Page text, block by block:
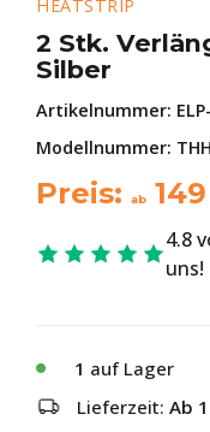
HEATSTRIP
2 Stk.
Silber
Artikelnummer:
Modellnummer:
Preis: ab 149
4.8
uns!
1 auf Lager
Lieferzeit: Ab